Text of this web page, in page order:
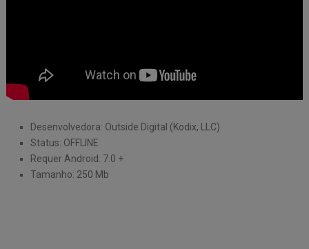
Desenvolvedora: Outside Digital (Kodix, LLC)
Status: OFFLINE
Requer Android: 7.0 +
Tamanho: 250 Mb